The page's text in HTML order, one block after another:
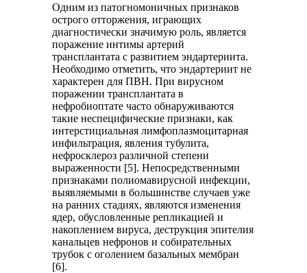
Одним из патогномоничных признаков
острого отторжения, играющих
диагностически значимую роль, является
поражение интимы артерий
трансплантата с развитием эндартериита.
Необходимо отметить, что эндартериит не
характерен для ПВН. При вирусном
поражении трансплантата в
нефробиоптате часто обнаруживаются
такие неспецифические признаки, как
интерстициальная лимфоплазмоцитарная
инфильтрация, явления тубулита,
нефросклероз различной степени
выраженности [5]. Непосредственными
признаками полиомавирусной инфекции,
выявляемыми в большинстве случаев уже
на ранних стадиях, являются изменения
ядер, обусловленные репликацией и
накоплением вируса, деструкция эпителия
канальцев нефронов и собирательных
трубок с оголением базальных мембран
[6].